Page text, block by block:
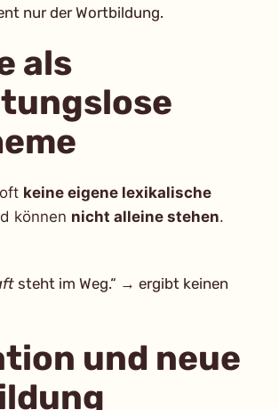
nur der Wortbildung.
als
keine eigene lexikalische
können nicht alleine stehen.
steht im Weg.“ → ergibt keinen
und neue